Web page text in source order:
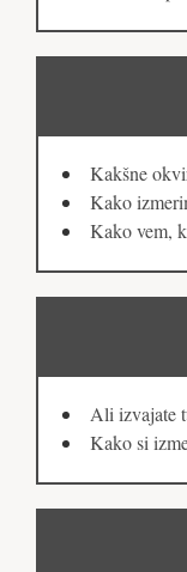
Kakšne
Kako
Kako vem,
Ali izvajate
Kako si